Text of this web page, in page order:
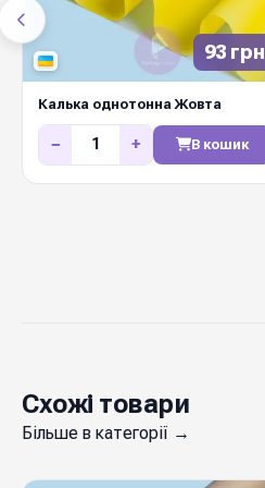
93 грн
Калька однотонна Жовта
− + В кошик
Схожі товари
Більше в категорії →